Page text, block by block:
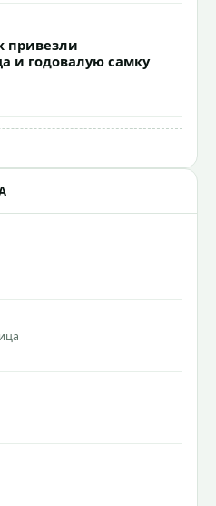
привезли
и годовалую самку